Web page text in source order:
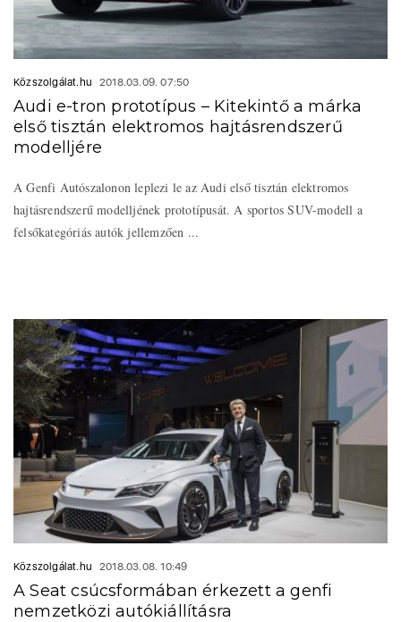
Közszolgálat.hu 2018.03.09. 07:50
Audi e-tron prototípus – Kitekintő a márka
első tisztán elektromos hajtásrendszerű
modelljére
A Genfi Autószalonon leplezi le az Audi első tisztán elektromos
hajtásrendszerű modelljének prototípusát. A sportos SUV-modell a
felsőkategóriás autók jellemzően ...
Közszolgálat.hu 2018.03.08. 10:49
A Seat csúcsformában érkezett a genfi
nemzetközi autókiállításra